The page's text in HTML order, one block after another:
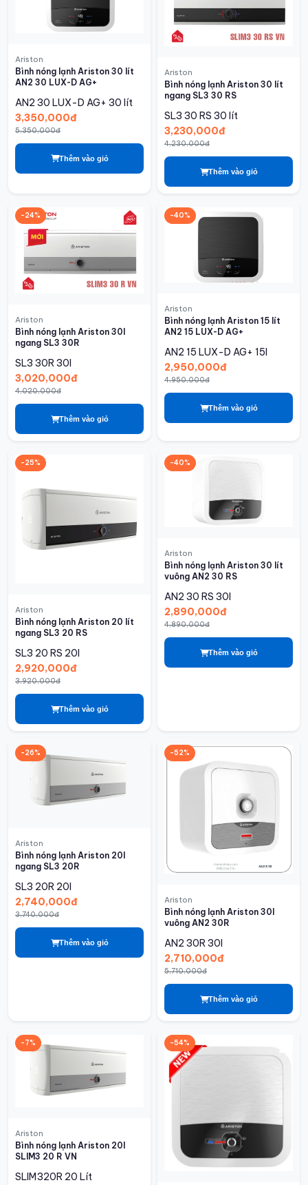
Ariston
Bình nóng lạnh Ariston 30 lít
AN2 30 LUX-D AG+
AN2 30 LUX-D AG+ 30 lít
3,350,000đ
5,350,000đ
Thêm vào giỏ
Ariston
Bình nóng lạnh Ariston 30 lít
ngang SL3 30 RS
SL3 30 RS 30 lít
3,230,000đ
4,230,000đ
Thêm vào giỏ
-24%
Ariston
Bình nóng lạnh Ariston 30l
ngang SL3 30R
SL3 30R30l
3,020,000đ
4,020,000đ
Thêm vào giỏ
-40%
Ariston
Bình nóng lạnh Ariston 15 lít
AN2 15 LUX-D AG+
AN2 15 LUX-D AG+ 15l
2,950,000đ
4,950,000đ
Thêm vào giỏ
-25%
Ariston
Bình nóng lạnh Ariston 20 lít
ngang SL3 20 RS
SL3 20 RS 20l
2,920,000đ
3,920,000đ
Thêm vào giỏ
-40%
Ariston
Bình nóng lạnh Ariston 30 lít
vuông AN2 30 RS
AN2 30 RS 30l
2,890,000đ
4,890,000đ
Thêm vào giỏ
-26%
Ariston
Bình nóng lạnh Ariston 20l
ngang SL3 20R
SL3 20R 20l
2,740,000đ
3,740,000đ
Thêm vào giỏ
-52%
Ariston
Bình nóng lạnh Ariston 30l
vuông AN2 30R
AN2 30R30l
2,710,000đ
5,710,000đ
Thêm vào giỏ
-7%
Ariston
Bình nóng lạnh Ariston 20l
SLIM3 20 R VN
SLIM320R 20 Lít
-54%